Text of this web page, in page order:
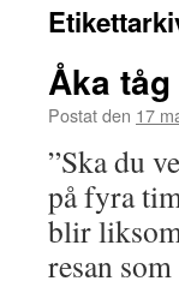
Åka tåg
Postat den 17
”Ska du
på fyra
blir
resan